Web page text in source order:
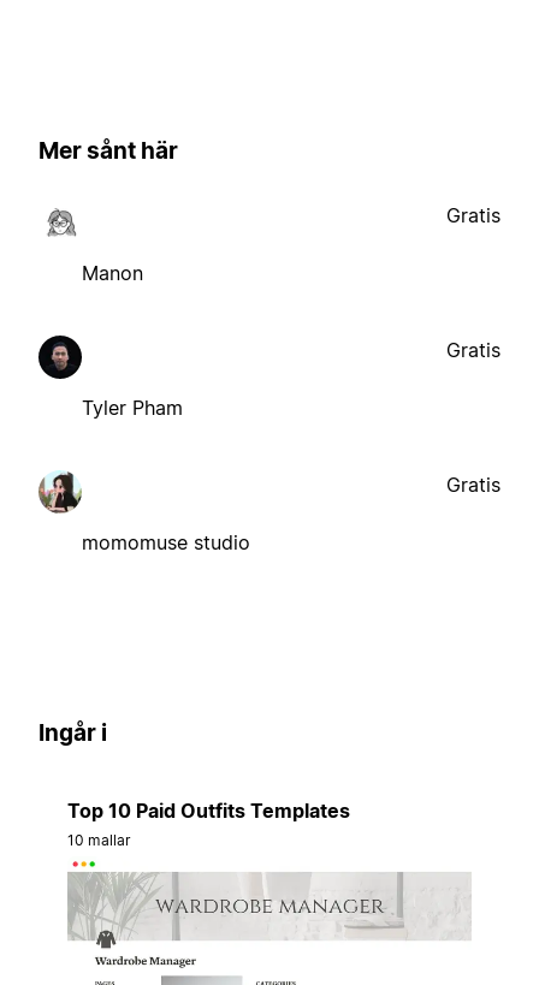
Mer sånt här
Manon
Gratis
Tyler Pham
Gratis
momomuse studio
Gratis
Ingår i
Top 10 Paid Outfits Templates
10 mallar